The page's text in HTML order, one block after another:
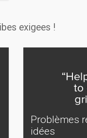
exigees !
Problèmes
idées